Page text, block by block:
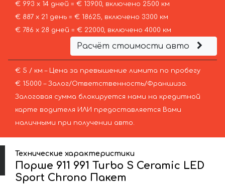
€ 993 х 14 дней = € 13900, включено 2500 км
€ 887 х 21 день = € 18625, включено 3300 км
€ 786 х 28 дней = € 22000, включено 4000 км
Расчёт стоимости авто
€ 5 / км – Цена за превышение лимита по пробегу
€ 15000 – Залог/Ответственность/Франшиза.
Залоговая сумма блокируется нами на кредитной
карте водителя ИЛИ предоставляется Вами
наличными при получении авто.
Технические характеристики
Порше 911 991 Turbo S Ceramic LED
Sport Chrono Пакет